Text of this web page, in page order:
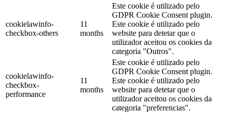
cookielawinfo-
checkbox-others
11
months
Este cookie é utilizado pelo
GDPR Cookie Consent plugin.
Este cookie é utilizado pelo
website para detetar que o
utilizador aceitou os cookies da
categoria "Outros".
cookielawinfo-
checkbox-
performance
11
months
Este cookie é utilizado pelo
GDPR Cookie Consent plugin.
Este cookie é utilizado pelo
website para detetar que o
utilizador aceitou os cookies da
categoria "preferencias".